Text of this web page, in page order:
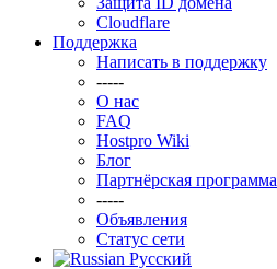
Clоudflare
Поддержка
Написать в поддержку
-----
О нас
FAQ
Hostpro Wiki
Блог
Партнёрская программа
-----
Объявления
Статус сети
Русский